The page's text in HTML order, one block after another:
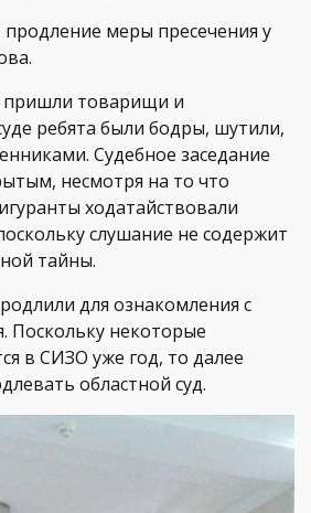
меры пресечения у
пришли товарищи и
ребята были бодры, шутили,
Судебное заседание
несмотря на то что
ходатайствовали
слушание не содержит
тайны.
для ознакомления с
Поскольку некоторые
в СИЗО уже год, то далее
областной суд.